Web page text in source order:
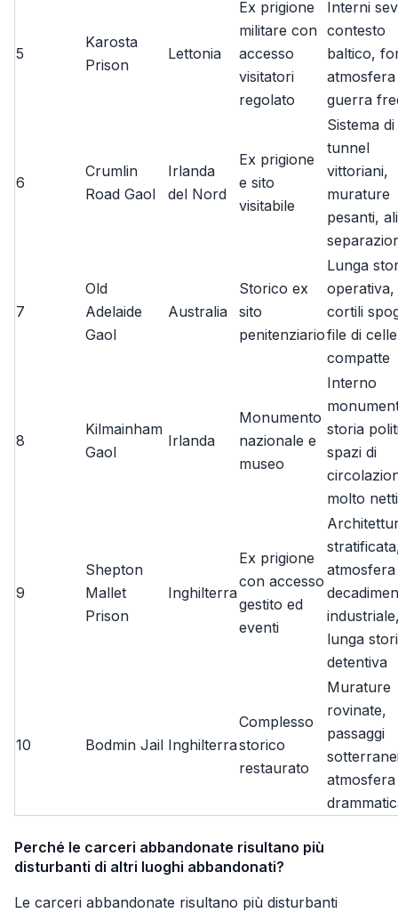
5
Karosta
Prison
Lettonia
Ex prigione
militare con
accesso
visitatori
regolato
Interni
contesto
baltico,
atmosfera
guerra
6
Crumlin
Road Gaol
Irlanda
del Nord
Ex prigione
e sito
visitabile
Sistema di
tunnel
vittoriani,
murature
pesanti,
7
Old
Adelaide
Gaol
Australia
Storico ex
sito
penitenziario
Lunga
operativa,
cortili
file di celle
compatte
8
Kilmainham
Gaol
Irlanda
Monumento
nazionale e
museo
Interno
storia
spazi di
molto netti
9
Shepton
Mallet
Prison
Inghilterra
Ex prigione
con accesso
gestito ed
eventi
atmosfera
lunga
detentiva
10 Bodmin Jail Inghilterra
Complesso
storico
restaurato
Murature
rovinate,
passaggi
atmosfera
Perché le carceri abbandonate risultano più
disturbanti di altri luoghi abbandonati?
Le carceri abbandonate risultano più disturbanti